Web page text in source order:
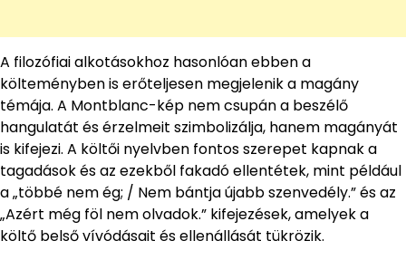
A filozófiai alkotásokhoz hasonlóan ebben a
költeményben is erőteljesen megjelenik a magány
témája. A Montblanc-kép nem csupán a beszélő
hangulatát és érzelmeit szimbolizálja, hanem magányát
is kifejezi. A költői nyelvben fontos szerepet kapnak a
tagadások és az ezekből fakadó ellentétek, mint például
a „többé nem ég; / Nem bántja újabb szenvedély.” és az
„Azért még föl nem olvadok.” kifejezések, amelyek a
költő belső vívódásait és ellenállását tükrözik.